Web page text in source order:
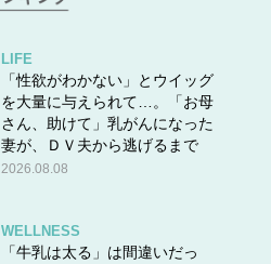
LIFE
「性欲がわかない」とウイッグ
を大量に与えられて…。「お母
さん、助けて」乳がんになった
妻が、ＤＶ夫から逃げるまで
2026.08.08
WELLNESS
「牛乳は太る」は間違いだっ